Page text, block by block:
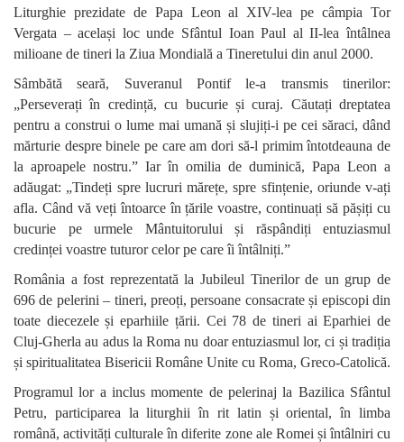
Liturghie prezidate de Papa Leon al XIV-lea pe câmpia Tor
Vergata – același loc unde Sfântul Ioan Paul al II-lea întâlnea
milioane de tineri la Ziua Mondială a Tineretului din anul 2000.
Sâmbătă seară, Suveranul Pontif le-a transmis tinerilor:
„Perseverați în credință, cu bucurie și curaj. Căutați dreptatea
pentru a construi o lume mai umană și slujiți-i pe cei săraci, dând
mărturie despre binele pe care am dori să-l primim întotdeauna de
la aproapele nostru.” Iar în omilia de duminică, Papa Leon a
adăugat: „Tindeți spre lucruri mărețe, spre sfințenie, oriunde v-ați
afla. Când vă veți întoarce în țările voastre, continuați să pășiți cu
bucurie pe urmele Mântuitorului și răspândiți entuziasmul
credinței voastre tuturor celor pe care îi întâlniți.”
România a fost reprezentată la Jubileul Tinerilor de un grup de
696 de pelerini – tineri, preoți, persoane consacrate și episcopi din
toate diecezele și eparhiile țării. Cei 78 de tineri ai Eparhiei de
Cluj-Gherla au adus la Roma nu doar entuziasmul lor, ci și tradiția
și spiritualitatea Bisericii Române Unite cu Roma, Greco-Catolică.
Programul lor a inclus momente de pelerinaj la Bazilica Sfântul
Petru, participarea la liturghii în rit latin și oriental, în limba
română, activități culturale în diferite zone ale Romei și întâlniri cu